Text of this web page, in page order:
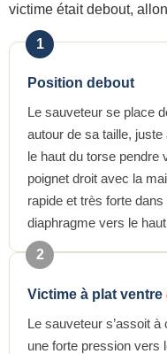
victime était debout,
1
Position debout
Le sauveteur se place
autour de sa taille,
le haut du torse pendre
poignet droit avec la
rapide et très forte
diaphragme vers le
2
Victime à plat ventre
Le sauveteur s’assoit
une forte pression vers